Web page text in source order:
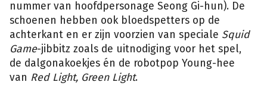
nummer van hoofdpersonage Seong Gi-hun). De
schoenen hebben ook bloedspetters op de
achterkant en er zijn voorzien van speciale Squid
Game-jibbitz zoals de uitnodiging voor het spel,
de dalgonakoekjes én de robotpop Young-hee
van Red Light, Green Light.